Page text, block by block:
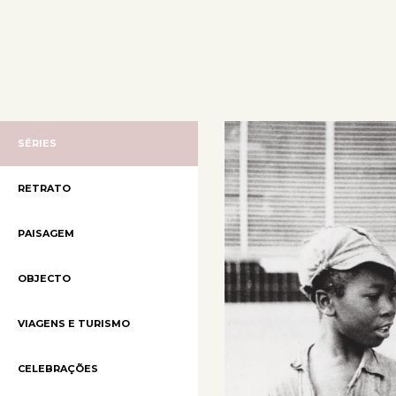
SÉRIES
RETRATO
PAISAGEM
OBJECTO
VIAGENS E TURISMO
CELEBRAÇÕES